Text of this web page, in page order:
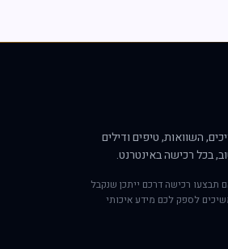
השוואות, טיפים ודילים
בכל רכישה באינטרנט.
תבצעו רכישה דרכם ייתכן שנקבל
לספק לכם מידע איכותי